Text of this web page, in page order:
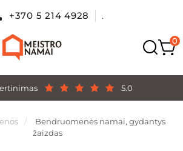
5.0
+370 5 214 4928 .
Bendruomenės namai, gydantys
žaizdas